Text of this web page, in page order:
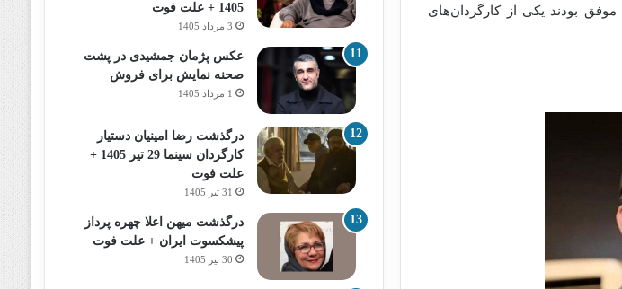
که در گیشه موفق بودند یکی از کارگردان‌های
1405 + علت فوت
3 مرداد 1405
عکس پژمان جمشیدی در پشت
صحنه نمایش برای فروش
1 مرداد 1405
درگذشت رضا امینیان دستیار
کارگردان سینما 29 تیر 1405 +
علت فوت
31 تیر 1405
درگذشت میهن اعلا چهره پرداز
پیشکسوت ایران + علت فوت
30 تیر 1405